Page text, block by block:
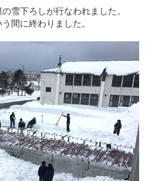
雪下ろしが行なわれました。
間に終わりました。